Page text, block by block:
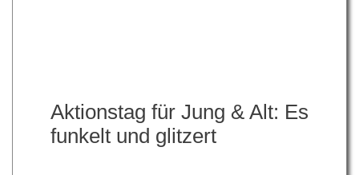
Aktionstag für Jung & Alt: Es
funkelt und glitzert